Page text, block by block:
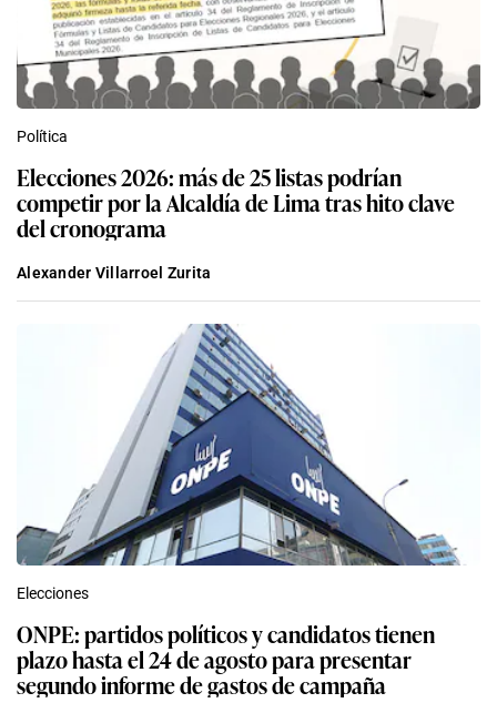
Política
Elecciones 2026: más de 25 listas podrían
competir por la Alcaldía de Lima tras hito clave
del cronograma
Alexander Villarroel Zurita
Elecciones
ONPE: partidos políticos y candidatos tienen
plazo hasta el 24 de agosto para presentar
segundo informe de gastos de campaña